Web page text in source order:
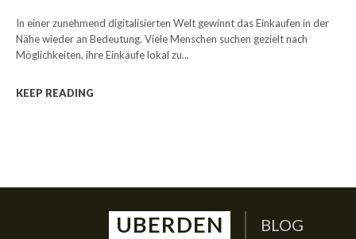
In einer zunehmend digitalisierten Welt gewinnt das Einkaufen in der
Nähe wieder an Bedeutung. Viele Menschen suchen gezielt nach
Möglichkeiten, ihre Einkäufe lokal zu...
KEEP READING
UBERDEN BLOG